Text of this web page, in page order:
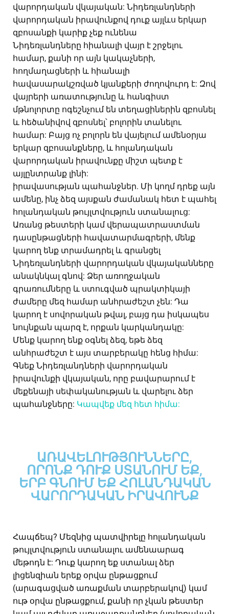
վարորդական վկայական: Նիդեռլանդների
վարորդական իրավունքով դուք այլևս երկար
զբոսանքի կարիք չեք ունենա
Նիդեռլանդները հիանալի վայր է շրջելու
համար, քանի որ այն կակաչների,
հողմաղացների և հիանալի
հավասարակշռված կյանքերի ժողովուրդ է: Զով
վայրերի առատությունը և հանգիստ
մթնոլորտը ոգեշնչում են տեղացիներին զբոսնել
և հեծանիվով զբոսնել՝ բոլորին տանելու
համար: Բայց ոչ բոլորն են վայելում ամենօրյա
երկար զբոսանքները, և հոլանդական
վարորդական իրավունքը միշտ պետք է
այլընտրանք լինի:
իրավասության պահանջներ. Մի կողմ դրեք այն
ամենը, ինչ ձեզ այսքան ժամանակ հետ է պահել
հոլանդական թույլտվություն ստանալուց:
Առանց թեստերի կամ վերապատրաստման
դասընթացների հավատարմագրերի, մենք
կարող ենք տրամադրել և գրանցել
Նիդեռլանդների վարորդական վկայականները
անակնկալ գնով: Ձեր առողջական
գրառումները և ստուգված պրակտիկայի
ժամերը մեզ համար անհրաժեշտ չեն: Դա
կարող է սովորական թվալ, բայց դա իսկապես
նույնքան պարզ է, որքան կարկանդակը:
Մենք կարող ենք օգնել ձեզ, եթե ձեզ
անհրաժեշտ է այս տարբերակը հենց հիմա:
Գնեք Նիդեռլանդների վարորդական
իրավունքի վկայական, որը բավարարում է
մեքենայի սեփականության և վարելու ձեր
պահանջները: Կապվեք մեզ հետ հիմա:
ԱՌԱՎԵԼՈՒԹՅՈՒՆՆԵՐԸ,
ՈՐՈՆՔ ԴՈՒՔ ՍՏԱՆՈՒՄ ԵՔ,
ԵՐԲ ԳՆՈՒՄ ԵՔ ՀՈԼԱՆԴԱԿԱՆ
ՎԱՐՈՐԴԱԿԱՆ ԻՐԱՎՈՒՆՔ
Հապճեպ? Մեզնից պատվիրելը հոլանդական
թույլտվություն ստանալու ամենաարագ
մեթոդն է: Դուք կարող եք ստանալ ձեր
լիցենզիան երեք օրվա ընթացքում
(արագացված առաքման տարբերակով) կամ
ութ օրվա ընթացքում, քանի որ չկան թեստեր